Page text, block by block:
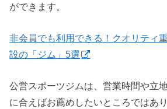
ができます。
非会員でも利用できる！クオリティ
設の「ジム」5選
公営スポーツジムは、営業時間や立
に合えばお薦めしたいところではあ